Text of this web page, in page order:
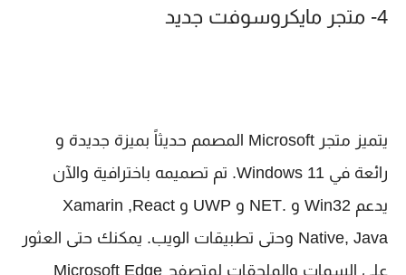
4- متجر مايكروسوفت جديد
يتميز متجر Microsoft المصمم حديثاً بميزة جديدة و
رائعة في Windows 11. تم تصميمه باخترافية والآن
يدعم Win32 و .NET و UWP و Xamarin ,React
Native, Java وحتى تطبيقات الويب. يمكنك حتى العثور
على السمات والملحقات لمتصفح Microsoft Edge